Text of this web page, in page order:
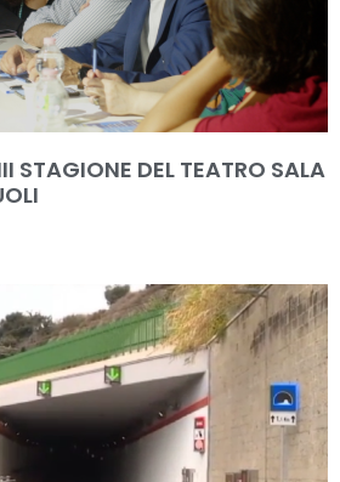
STAGIONE DEL TEATRO SALA